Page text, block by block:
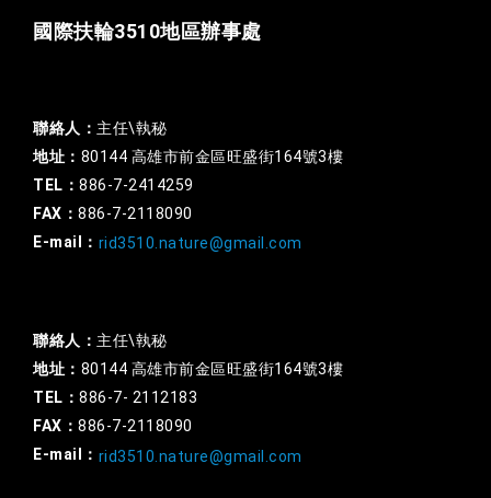
國際扶輪3510地區辦事處
聯絡人： 主任\執秘
地址： 80144 高雄市前金區旺盛街164號3樓
TEL： 886-7-2414259
FAX： 886-7-2118090
E-mail： rid3510.nature@gmail.com
聯絡人： 主任\執秘
地址： 80144 高雄市前金區旺盛街164號3樓
TEL： 886-7- 2112183
FAX： 886-7-2118090
E-mail： rid3510.nature@gmail.com